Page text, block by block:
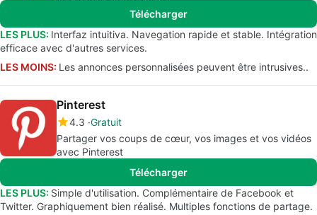
Télécharger
LES PLUS: Interfaz intuitiva. Navegation rapide et stable. Intégration
efficace avec d'autres services.
LES MOINS: Les annonces personnalisées peuvent être intrusives..
Pinterest
4.3 Gratuit
Partager vos coups de cœur, vos images et vos vidéos
avec Pinterest
Télécharger
LES PLUS: Simple d'utilisation. Complémentaire de Facebook et
Twitter. Graphiquement bien réalisé. Multiples fonctions de partage.